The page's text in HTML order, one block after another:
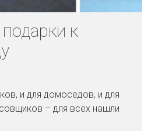
к
и для домоседов, и для
– для всех нашли